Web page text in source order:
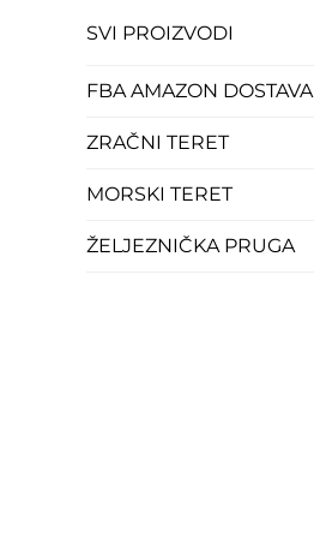
SVI PROIZVODI
FBA AMAZON DOSTAVA
ZRAČNI TERET
MORSKI TERET
ŽELJEZNIČKA PRUGA